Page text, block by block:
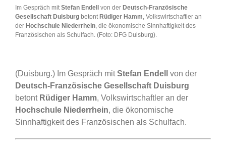
Im Gespräch mitStefan Endell von der Deutsch-Französische
Gesellschaft Duisburg betont Rüdiger Hamm, Volkswirtschaftler an
der Hochschule Niederrhein, die ökonomische Sinnhaftigkeit des
Französischen als Schulfach. (Foto: DFG Duisburg).
(Duisburg.) Im Gespräch mitStefan Endell
von der
Deutsch-Französische Gesellschaft Duisburg
betont Rüdiger Hamm, Volkswirtschaftler an der
Hochschule Niederrhein, die ökonomische
Sinnhaftigkeit des Französischen als Schulfach.